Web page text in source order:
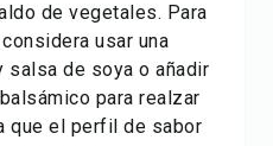
de vegetales. Para
usar una
salsa de soya o añadir
para realzar
que el perfil de sabor